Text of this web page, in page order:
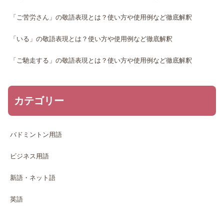
「ご苦労さん」の敬語表現とは？使い方や使用例など徹底解釈
「いる」の敬語表現とは？使い方や使用例など徹底解釈
「ご馳走する」の敬語表現とは？使い方や使用例など徹底解釈
カテゴリー
バドミントン用語
ビジネス用語
新語・ネット語
英語